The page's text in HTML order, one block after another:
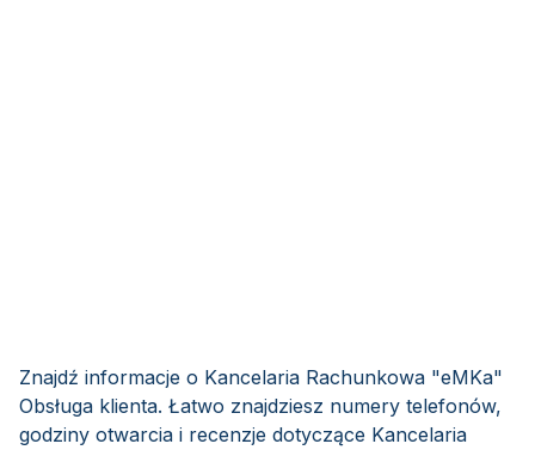
Znajdź informacje o Kancelaria Rachunkowa "eMKa"
Obsługa klienta. Łatwo znajdziesz numery telefonów,
godziny otwarcia i recenzje dotyczące Kancelaria